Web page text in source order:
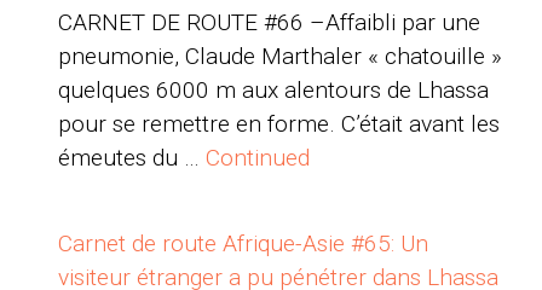
CARNET DE ROUTE #66 –Affaibli par une
pneumonie, Claude Marthaler « chatouille »
quelques 6000 m aux alentours de Lhassa
pour se remettre en forme. C’était avant les
émeutes du … Continued
Carnet de route Afrique-Asie #65: Un
visiteur étranger a pu pénétrer dans Lhassa